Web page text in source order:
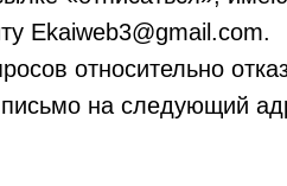
Ekaiweb3@gmail.com.
относительно
на следующий